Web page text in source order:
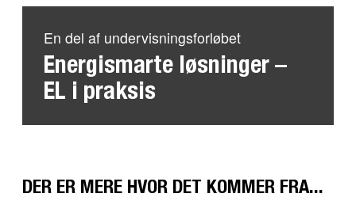
En del af undervisningsforløbet
Energismarte løsninger –
EL i praksis
DER ER MERE HVOR DET KOMMER FRA...